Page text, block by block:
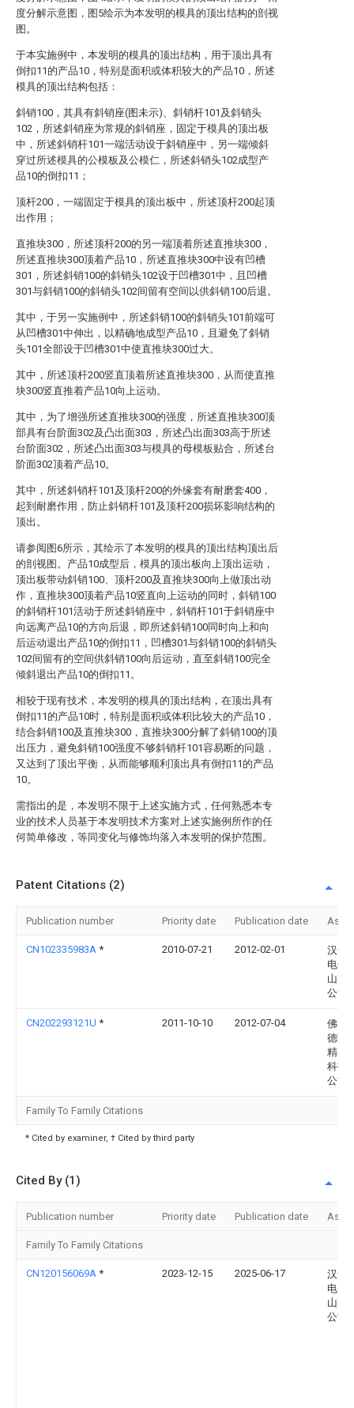
度分解示意图，图5绘示为本发明的模具的顶出结构的剖视
图。
于本实施例中，本发明的模具的顶出结构，用于顶出具有
倒扣11的产品10，特别是面积或体积较大的产品10，所述
模具的顶出结构包括：
斜销100，其具有斜销座(图未示)、斜销杆101及斜销头
102，所述斜销座为常规的斜销座，固定于模具的顶出板
中，所述斜销杆101一端活动设于斜销座中，另一端倾斜
穿过所述模具的公模板及公模仁，所述斜销头102成型产
品10的倒扣11；
顶杆200，一端固定于模具的顶出板中，所述顶杆200起顶
出作用；
直推块300，所述顶杆200的另一端顶着所述直推块300，
所述直推块300顶着产品10，所述直推块300中设有凹槽
301，所述斜销100的斜销头102设于凹槽301中，且凹槽
301与斜销100的斜销头102间留有空间以供斜销100后退。
其中，于另一实施例中，所述斜销100的斜销头101前端可
从凹槽301中伸出，以精确地成型产品10，且避免了斜销
头101全部设于凹槽301中使直推块300过大。
其中，所述顶杆200竖直顶着所述直推块300，从而使直推
块300竖直推着产品10向上运动。
其中，为了增强所述直推块300的强度，所述直推块300顶
部具有台阶面302及凸出面303，所述凸出面303高于所述
台阶面302，所述凸出面303与模具的母模板贴合，所述台
阶面302顶着产品10。
其中，所述斜销杆101及顶杆200的外缘套有耐磨套400，
起到耐磨作用，防止斜销杆101及顶杆200损坏影响结构的
顶出。
请参阅图6所示，其绘示了本发明的模具的顶出结构顶出后
的剖视图。产品10成型后，模具的顶出板向上顶出运动，
顶出板带动斜销100、顶杆200及直推块300向上做顶出动
作，直推块300顶着产品10竖直向上运动的同时，斜销100
的斜销杆101活动于所述斜销座中，斜销杆101于斜销座中
向远离产品10的方向后退，即所述斜销100同时向上和向
后运动退出产品10的倒扣11，凹槽301与斜销100的斜销头
102间留有的空间供斜销100向后运动，直至斜销100完全
倾斜退出产品10的倒扣11。
相较于现有技术，本发明的模具的顶出结构，在顶出具有
倒扣11的产品10时，特别是面积或体积比较大的产品10，
结合斜销100及直推块300，直推块300分解了斜销100的顶
出压力，避免斜销100强度不够斜销杆101容易断的问题，
又达到了顶出平衡，从而能够顺利顶出具有倒扣11的产品
10。
需指出的是，本发明不限于上述实施方式，任何熟悉本专
业的技术人员基于本发明技术方案对上述实施例所作的任
何简单修改，等同变化与修饰均落入本发明的保护范围。
Patent Citations (2)
Publication number Priority date Publication date
CN102335983A * 2010-07-21 2012-02-01
汉达
电子(
山)有
公司
CN202293121U * 2011-10-10 2012-07-04
佛山
德区
精密
科技
公司
Family To Family Citations
* Cited by examiner, † Cited by third party
Cited By (1)
Publication number Priority date Publication date
Family To Family Citations
CN120156069A * 2023-12-15 2025-06-17
汉达
电子(
山)有
公司